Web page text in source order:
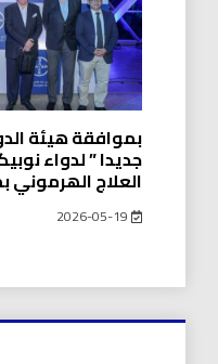
بموافقة ھیئة
جدیدا ” لدواء
العلاج الھرموني